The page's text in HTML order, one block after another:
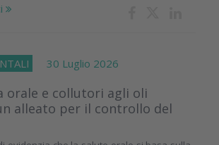
30 Luglio 2026
orale e collutori agli oli
alleato per il controllo del